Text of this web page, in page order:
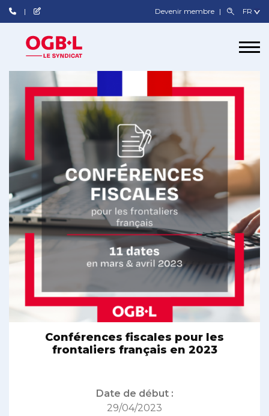
Devenir membre
Conférences fiscales pour les
frontaliers français en 2023
Date de début :
29/04/2023